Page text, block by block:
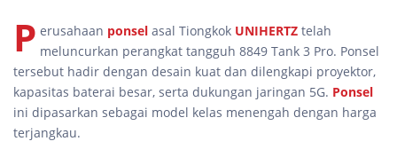
P erusahaan ponsel asal Tiongkok UNIHERTZ telah
meluncurkan perangkat tangguh 8849 Tank 3 Pro. Ponsel
tersebut hadir dengan desain kuat dan dilengkapi proyektor,
kapasitas baterai besar, serta dukungan jaringan 5G. Ponsel
ini dipasarkan sebagai model kelas menengah dengan harga
terjangkau.